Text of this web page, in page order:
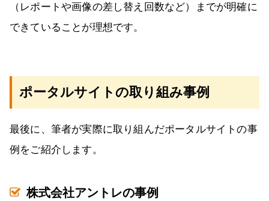
（レポートや画像の差し替え回数など）までが明確に
できていることが理想です。
ポータルサイトの取り組み事例
最後に、筆者が実際に取り組んだポータルサイトの事
例をご紹介します。
株式会社アントレの事例